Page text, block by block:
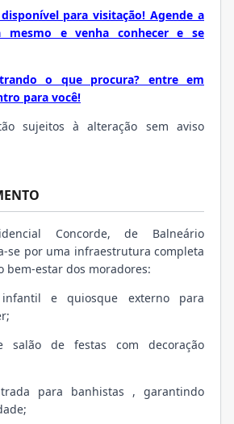
para visitação! Agende a
mesmo e venha conhecer e se
o que procura? entre em
para você!
sujeitos à alteração sem aviso
Concorde, de Balneário
se por uma infraestrutura completa
bem-estar dos moradores:
infantil e quiosque externo para
salão de festas com decoração
para banhistas , garantindo